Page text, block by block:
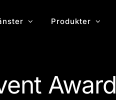
Produkter
Award